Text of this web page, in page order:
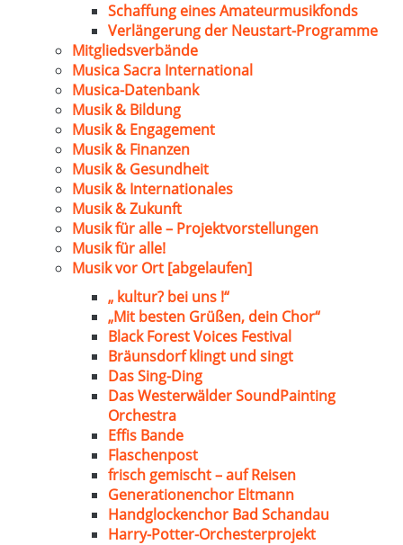
Schaffung eines Amateurmusikfonds
Verlängerung der Neustart-Programme
Mitgliedsverbände
Musica Sacra International
Musica-Datenbank
Musik & Bildung
Musik & Engagement
Musik & Finanzen
Musik & Gesundheit
Musik & Internationales
Musik & Zukunft
Musik für alle – Projektvorstellungen
Musik für alle!
Musik vor Ort [abgelaufen]
„ kultur? bei uns !“
„Mit besten Grüßen, dein Chor“
Black Forest Voices Festival
Bräunsdorf klingt und singt
Das Sing-Ding
Das Westerwälder SoundPainting
Orchestra
Effis Bande
Flaschenpost
frisch gemischt – auf Reisen
Generationenchor Eltmann
Handglockenchor Bad Schandau
Harry-Potter-Orchesterprojekt